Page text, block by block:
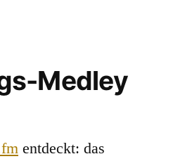
Medley
entdeckt: das